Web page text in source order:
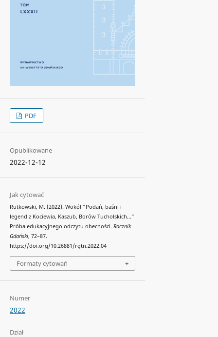
PDF
Opublikowane
2022-12-12
Jak cytować
Rutkowski, M. (2022). Wokół "Podań, baśni i
legend z Kociewia, Kaszub, Borów Tucholskich…"
Próba edukacyjnego odczytu obecności. Rocznik
Gdański, 72–87.
https://doi.org/10.26881/rgtn.2022.04
Formaty cytowań
Numer
2022
Dział